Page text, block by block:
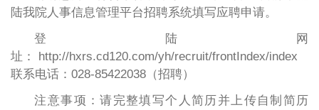
陆我院人事信息管理平台招聘系统填写应聘申请。
登陆网
址： http://hxrs.cd120.com/yh/recruit/frontIndex/index
联系电话： 028-85422038（招聘）
注意事项：请完整填写个人简历并上传自制简历